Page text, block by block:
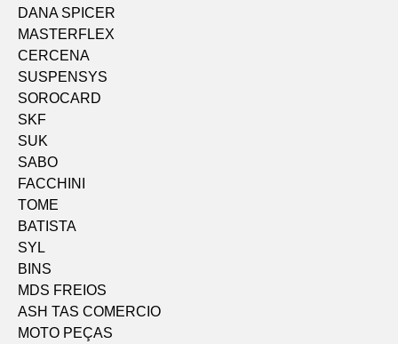
DANA SPICER
MASTERFLEX
CERCENA
SUSPENSYS
SOROCARD
SKF
SUK
SABO
FACCHINI
TOME
BATISTA
SYL
BINS
MDS FREIOS
ASH TAS COMERCIO
MOTO PEÇAS